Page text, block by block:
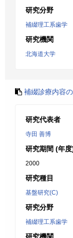
研究分野
補綴理工系歯学
研究機関
北海道大学
補綴診療内容
研究代表者
寺田 善博
研究期間 (年度
2000
研究種目
基盤研究(C)
研究分野
補綴理工系歯学